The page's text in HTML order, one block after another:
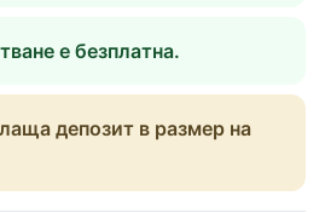
е безплатна.
депозит в размер на